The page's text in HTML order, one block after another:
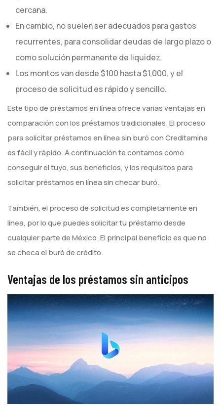
cercana.
En cambio, no suelen ser adecuados para gastos
recurrentes, para consolidar deudas de largo plazo o
como solución permanente de liquidez.
Los montos van desde $100 hasta $1,000, y el
proceso de solicitud es rápido y sencillo.
Este tipo de préstamos en línea ofrece varias ventajas en
comparación con los préstamos tradicionales. El proceso
para solicitar préstamos en línea sin buró con Creditamina
es fácil y rápido. A continuación te contamos cómo
conseguir el tuyo, sus beneficios, y los requisitos para
solicitar préstamos en línea sin checar buró.
También, el proceso de solicitud es completamente en
línea, por lo que puedes solicitar tu préstamo desde
cualquier parte de México. El principal beneficio es que no
se checa el buró de crédito.
Ventajas de los préstamos sin anticipos